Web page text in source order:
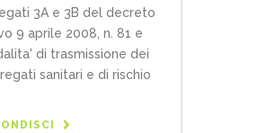
3A e 3B del decreto
9 aprile 2008, n. 81 e
di trasmissione dei
sanitari e di rischio